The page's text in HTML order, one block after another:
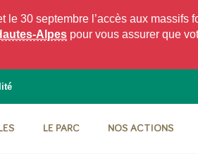
30 septembre l’accès aux
Alpes pour vous assurer que
LE PARC NOS ACTIONS